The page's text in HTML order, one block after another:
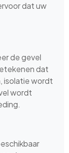
dat uw
de gevel
dat
isolatie wordt
wordt